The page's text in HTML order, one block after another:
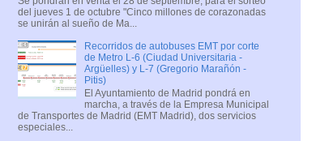
del jueves 1 de octubre "Cinco millones de corazonadas
se unirán al sueño de Ma...
Recorridos de autobuses EMT por corte
de Metro L-6 (Ciudad Universitaria -
Argüelles) y L-7 (Gregorio Marañón -
Pitis)
El Ayuntamiento de Madrid pondrá en
marcha, a través de la Empresa Municipal
de Transportes de Madrid (EMT Madrid), dos servicios
especiales...